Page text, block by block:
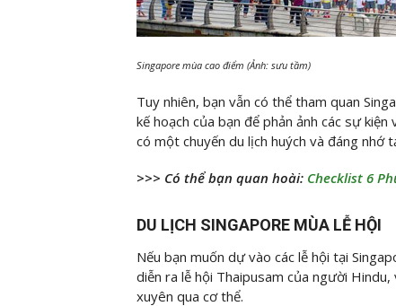
Singapore mùa cao điểm (Ảnh: sưu tầm)
Tuy nhiên, bạn vẫn có thể tham quan
kế hoạch của bạn để phản ảnh các sự
có một chuyến du lịch huých và đáng nhớ
>>> Có thể bạn quan hoài: Checklist 6
DU LỊCH SINGAPORE MÙA LỄ HỘI
Nếu bạn muốn dự vào các lễ hội tại
diễn ra lễ hội Thaipusam của người
xuyên qua cơ thể.